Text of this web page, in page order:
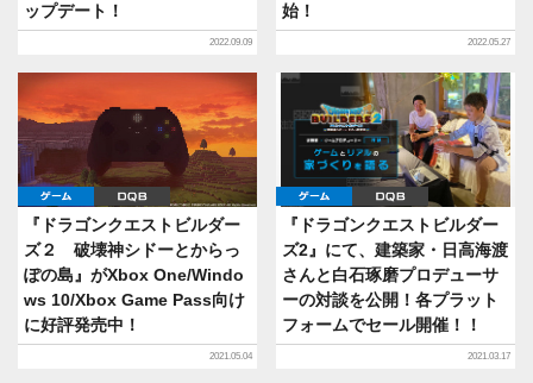
ップデート！
2022.09.09
始！
2022.05.27
ゲーム DQB
『ドラゴンクエストビルダー
ズ２ 破壊神シドーとからっ
ぽの島』がXbox One/Windo
ws 10/Xbox Game Pass向け
に好評発売中！
2021.05.04
ゲーム DQB
『ドラゴンクエストビルダー
ズ2』にて、建築家・日高海渡
さんと白石琢磨プロデューサ
ーの対談を公開！各プラット
フォームでセール開催！！
2021.03.17